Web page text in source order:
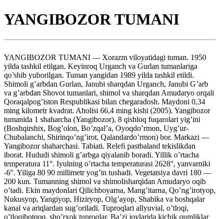
YANGIBOZOR TUMANI
YANGIBOZOR TUMANI — Xorazm viloyatidagi tuman. 1950
yilda tashkil etilgan. Keyinroq Urganch va Gurlan tumanlariga
qo’shib yuborilgan. Tuman yangidan 1989 yilda tashkil etildi.
Shimoli g’arbdan Gurlan, Janubi sharqdan Urganch, Janubi G’arb
va g’arbdan Shovot tumanlari, shimol va sharqdan Amudaryo orqali
Qoraqalpog’iston Respublikasi bilan chegaradosh. Maydoni 0,34
ming kilometr kvadrat. Aholisi 66,4 ming kishi (2005). Yangibozor
tumanida 1 shaharcha (Yangibozor), 8 qishloq fuqarolari yig’ini
(Boshqirshix, Bog’olon, Bo’zqal’a, Oyoqdo’rmon, Uyg’ur-
Chubalanchi, Shirinqo’ng’irot, Qalandardo’rmon) bor. Markazi —
Yangibozor shaharchasi. Tabiati. Relefi pastbaland tekislikdan
iborat. Hududi shimoli g’arbga qiyalanib boradi. Yillik o’rtacha
temperatura 11°. Iyulning o’rtacha temperaturasi 2628°, yanvarniki
-6°. Yiliga 80 90 millimetr yog’in tushadi. Vegetatsiya davri 180 —
200 kun. Tumanning shimol va shimolisharqidan Amudaryo oqib
o’tadi. Ekin maydonlari Qilichboyarna, Mang’itarna, Qo’ng’irotyop,
Nukusyop, Yangiyop, Hiziryop, Olg’ayop, Shabika va boshqalar
kanal va ariqlardan sug’oriladi. Tuproqlari allyuvial, o’tloqi,
o’tloqibotqoq, sho’rxok tuproqlar. Ba’zi joylarida kichik qumliklar